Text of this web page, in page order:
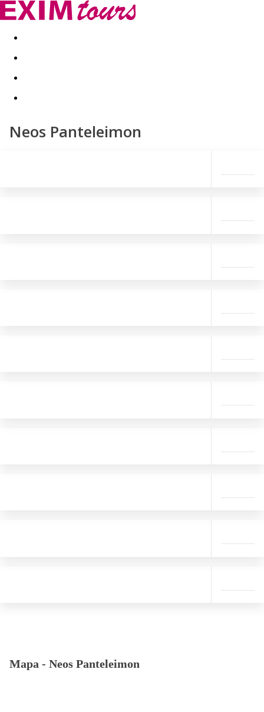
Akční nabídky Last minute
Neos Panteleimon
Mapa - Neos Panteleimon